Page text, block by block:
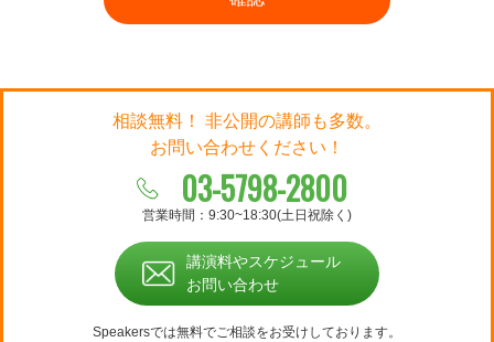
相談無料！ 非公開の講師も多数。
お問い合わせください！
03-5798-2800
営業時間：9:30~18:30(土日祝除く)
講演料やスケジュール
お問い合わせ
Speakersでは無料でご相談をお受けしております。